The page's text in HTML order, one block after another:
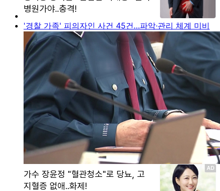
'경찰 가족' 피의자인 사건 45건…파악·관리 체계 미비